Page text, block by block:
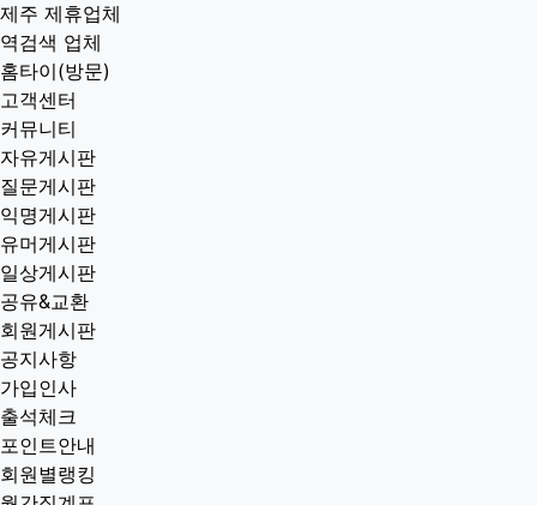
제주 제휴업체
역검색 업체
홈타이(방문)
고객센터
커뮤니티
자유게시판
질문게시판
익명게시판
유머게시판
일상게시판
공유&교환
회원게시판
공지사항
가입인사
출석체크
포인트안내
회원별랭킹